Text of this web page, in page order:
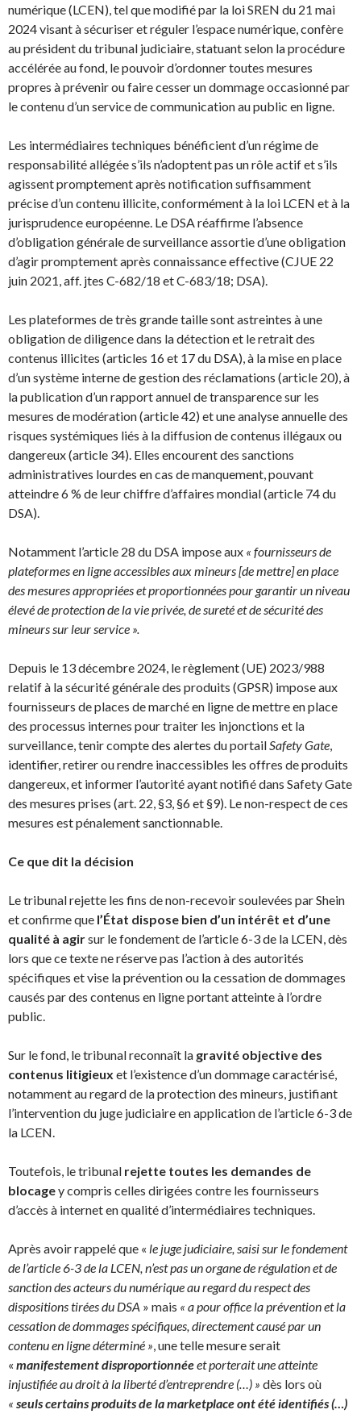
numérique (LCEN), tel que modifié par la loi SREN du 21 mai
2024 visant à sécuriser et réguler l’espace numérique, confère
au président du tribunal judiciaire, statuant selon la procédure
accélérée au fond, le pouvoir d’ordonner toutes mesures
propres à prévenir ou faire cesser un dommage occasionné par
le contenu d’un service de communication au public en ligne.
Les intermédiaires techniques bénéficient d’un régime de
responsabilité allégée s’ils n’adoptent pas un rôle actif et s’ils
agissent promptement après notification suffisamment
précise d’un contenu illicite, conformément à la loi LCEN et à la
jurisprudence européenne. Le DSA réaffirme l’absence
d’obligation générale de surveillance assortie d’une obligation
d’agir promptement après connaissance effective (CJUE 22
juin 2021, aff. jtes C-682/18 et C-683/18; DSA).
Les plateformes de très grande taille sont astreintes à une
obligation de diligence dans la détection et le retrait des
contenus illicites (articles 16 et 17 du DSA), à la mise en place
d’un système interne de gestion des réclamations (article 20), à
la publication d’un rapport annuel de transparence sur les
mesures de modération (article 42) et une analyse annuelle des
risques systémiques liés à la diffusion de contenus illégaux ou
dangereux (article 34). Elles encourent des sanctions
administratives lourdes en cas de manquement, pouvant
atteindre 6 % de leur chiffre d’affaires mondial (article 74 du
DSA).
Notamment l’article 28 du DSA impose aux « fournisseurs de
plateformes en ligne accessibles aux mineurs [de mettre] en place
des mesures appropriées et proportionnées pour garantir un niveau
élevé de protection de la vie privée, de sureté et de sécurité des
mineurs sur leur service ».
Depuis le 13 décembre 2024, le règlement (UE) 2023/988
relatif à la sécurité générale des produits (GPSR) impose aux
fournisseurs de places de marché en ligne de mettre en place
des processus internes pour traiter les injonctions et la
surveillance, tenir compte des alertes du portailSafety Gate,
identifier, retirer ou rendre inaccessibles les offres de produits
dangereux, et informer l’autorité ayant notifié dans Safety Gate
des mesures prises (art. 22, §3, §6 et §9). Le non-respect de ces
mesures est pénalement sanctionnable.
Ce que dit la décision
Le tribunal rejette les fins de non-recevoir soulevées par Shein
et confirme que l’État dispose bien d’un intérêt et d’une
qualité à agirsur le fondement de l’article 6-3 de la LCEN, dès
lors que ce texte ne réserve pas l’action à des autorités
spécifiques et vise la prévention ou la cessation de dommages
causés par des contenus en ligne portant atteinte à l’ordre
public.
Sur le fond, le tribunal reconnaît la gravité objective des
contenus litigieux et l’existence d’un dommage caractérisé,
notamment au regard de la protection des mineurs, justifiant
l’intervention du juge judiciaire en application de l’article 6-3 de
la LCEN.
Toutefois, le tribunal rejette toutes les demandes de
blocagey compris celles dirigées contre les fournisseurs
d’accès à internet en qualité d’intermédiaires techniques.
Après avoir rappelé que « le juge judiciaire, saisi sur le fondement
de l’article 6-3 de la LCEN, n’est pas un organe de régulation et de
sanction des acteurs du numérique au regard du respect des
dispositions tirées du DSA » mais « a pour office la prévention et la
cessation de dommages spécifiques, directement causé par un
contenu en ligne déterminé », une telle mesure serait
« manifestement disproportionnéeet porterait une atteinte
injustifiée au droit à la liberté d’entreprendre (…) » dès lors où
« seuls certains produits de la marketplace ont été identifiés (…)